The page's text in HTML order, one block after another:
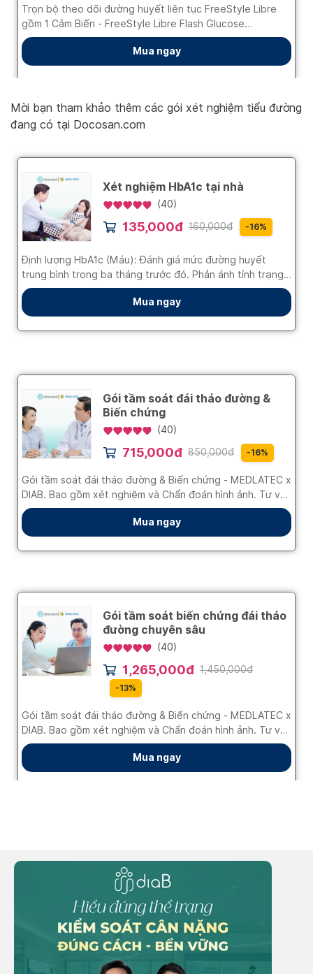
Mời bạn tham khảo thêm các gói xét nghiệm tiểu đường
đang có tại Docosan.com